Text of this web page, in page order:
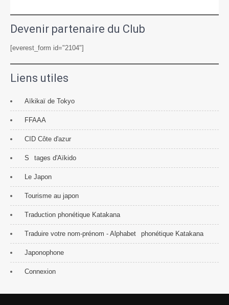
Devenir partenaire du Club
[everest_form id="2104"]
Liens utiles
Aïkikaï de Tokyo
FFAAA
CID Côte d'azur
S tages d'Aïkido
Le Japon
Tourisme au japon
Traduction phonétique Katakana
Traduire votre nom-prénom - Alphabet phonétique Katakana
Japonophone
Connexion